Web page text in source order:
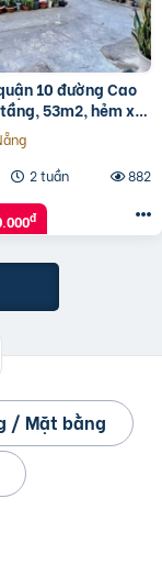
10 đường Cao
53m2, hẻm xe
2 tuần
882
đ
/ Mặt bằng